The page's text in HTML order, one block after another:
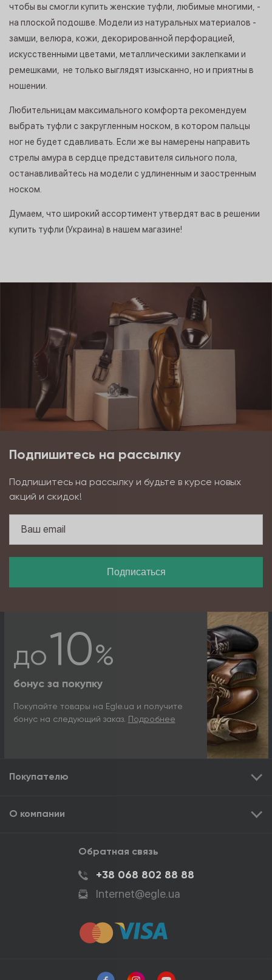
чтобы вы смогли купить женские туфли, любимые многими, ­
на плоской подошве. Модели из натуральных материалов ­
замши, велюра, кожи, декорированной перфорацией,
искусственными цветами, металлическими заклепками и
ремешками, ­ не только выглядят изысканно, но и приятны в
ношении.
Любительницам максимального комфорта рекомендуем
выбрать туфли с закругленным носком, в котором пальцы
ног не будет сдавливать. Если же вы намерены направить
стрелы амура в сердце представителя сильного пола,
останавливайтесь на модели с удлиненным и заостренным
носком.
Думаем, что широкий ассортимент утвердят вас в решении
купить туфли (Украина) в нашем магазине!
Подпишитесь на рассылку
Подпишитесь на рассылку и будьте в курсе новых
акций и скидок!
Подписаться
Обратная связь
+38 068 802 88 88
Internet@egle.ua
Покупателю
О компании
до10%
бонус за покупку
Покупайте товары на Egle.ua и получите
бонус на следующий заказ.
Подробнее